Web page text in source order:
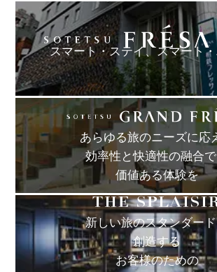
スマート・ステイ、スマート
あらゆる旅のニーズに応
効率性と快適性の融合で
価値ある体験を
新しい旅のスタンダー
創造する
お客様のための